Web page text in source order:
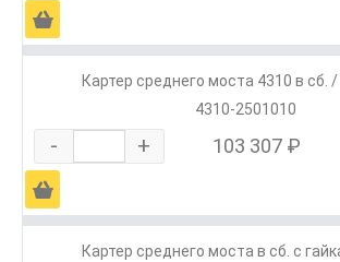
Ä
Картер среднего моста 4310 в
4310-2501010
- + 103 307 ₽
Ä
Картер среднего моста в сб. с